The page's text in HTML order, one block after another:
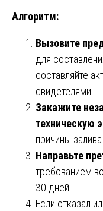
Алгоритм:
Вызовите
для
составляйте
свидетелями.
Закажите
техническую
причины
Направьте
требованием
30 дней.
Если отказал